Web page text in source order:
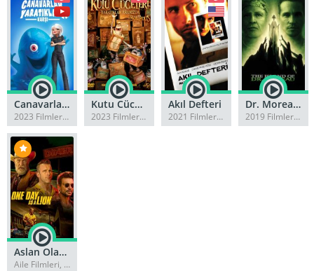
Canavarlar Yaratıklara Karşı
2023 Filmleri, 2024 Filmleri
Kutu Cüceleri: Yaratıklar Aramızda izle
2023 Filmleri, 2024 Filmleri
Akıl Defteri
2021 Filmleri, 2023 Filmleri
Dr. Moreau’nun Adası izle (1996)
2019 Filmleri, 2020 Filmleri
Aslan Olarak Bir Gün Türkçe Dublaj 720P
Aile Filmleri, Aksiyon Filmleri